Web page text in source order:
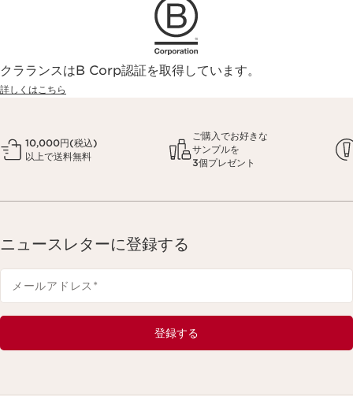
クラランスはB Corp認証を取得しています。
詳しくはこちら
10,000円(税込)
以上で送料無料
ご購入でお好きな
サンプルを
3個プレゼント
ニュースレターに登録する
メールアドレス *
登録する